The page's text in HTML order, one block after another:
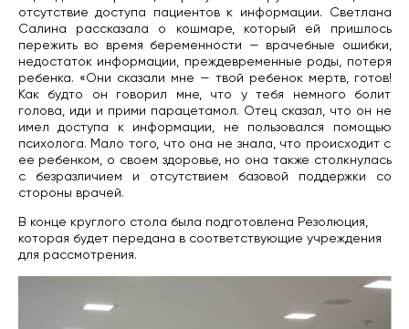
отсутствие доступа пациентов к информации. Светлана
Салина рассказала о кошмаре, который ей пришлось
пережить во время беременности — врачебные ошибки,
недостаток информации, преждевременные роды, потеря
ребенка. «Они сказали мне — твой ребенок мертв, готов!
Как будто он говорил мне, что у тебя немного болит
голова, иди и прими парацетамол. Отец сказал, что он не
имел доступа к информации, не пользовался помощью
психолога. Мало того, что она не знала, что происходит с
ее ребенком, о своем здоровье, но она также столкнулась
с безразличием и отсутствием базовой поддержки со
стороны врачей.
В конце круглого стола была подготовлена ​​Резолюция,
которая будет передана в соответствующие учреждения
для рассмотрения.